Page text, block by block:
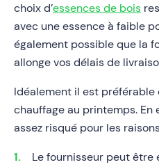
choix d’essences de bois
avec une essence à faible
également possible que la
allonge vos délais de
Idéalement il est
chauffage au printemps. En
assez risqué pour les
Le fournisseur peut être